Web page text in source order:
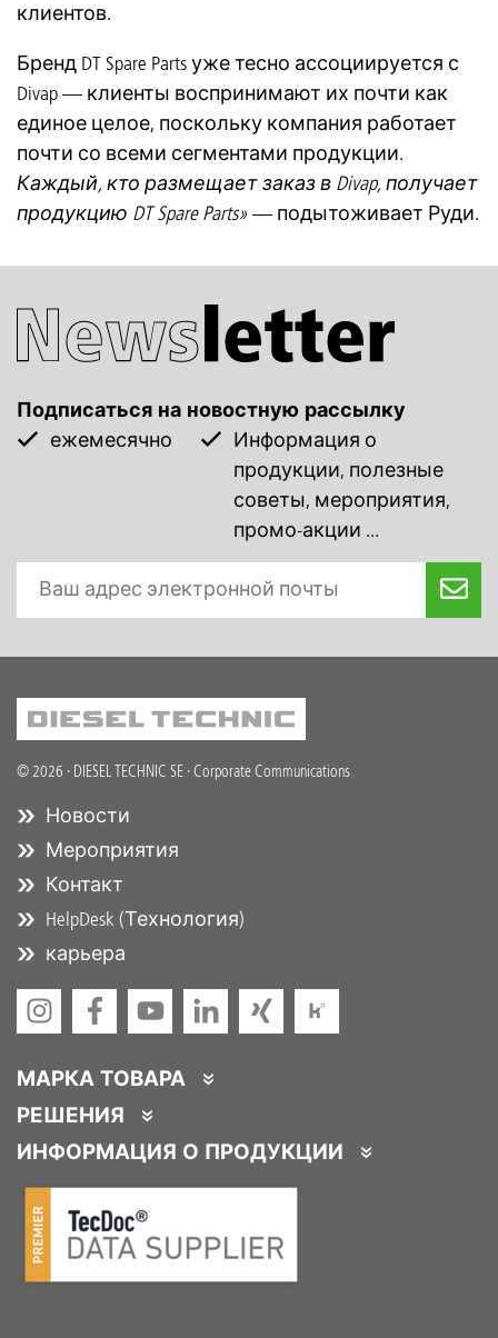
клиентов.
Бренд DT Spare Parts уже тесно ассоциируется с
Divap — клиенты воспринимают их почти как
единое целое, поскольку компания работает
почти со всеми сегментами продукции.
Каждый, кто размещает заказ в Divap, получает
продукцию DT Spare Parts»— подытоживает Руди.
Подписаться на новостную рассылку
ежемесячно
Информация о
продукции, полезные
советы, мероприятия,
промо-акции ...
© 2026 · DIESEL TECHNIC SE · Corporate Communications
Новости
Мероприятия
Контакт
HelpDesk (Технология)
карьера
МАРКА ТОВАРА
DT Spare Parts
РЕШЕНИЯ
Partner Portal
Услуги для партнеров
Логистическая реализация
DTQS
ИНФОРМАЦИЯ О ПРОДУКЦИИ
Каталоги продукции
Product Promotions